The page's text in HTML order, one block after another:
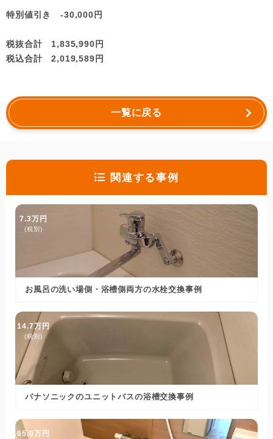
特別値引き -30,000円
税抜合計 1,835,990円
税込合計 2,019,589円
一覧に戻る
関連する事例
7.3万円
(税別)
お風呂の洗い場側・浴槽側両方の水栓交換事例
14.7万円
(税別)
パナソニックのユニットバスの浴槽交換事例
65.0万円